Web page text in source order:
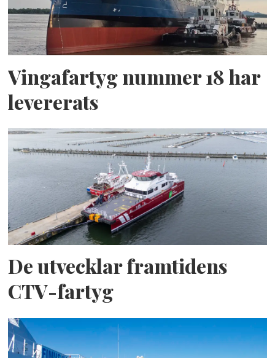
Vingafartyg nummer 18 har
levererats
De utvecklar framtidens
CTV-fartyg